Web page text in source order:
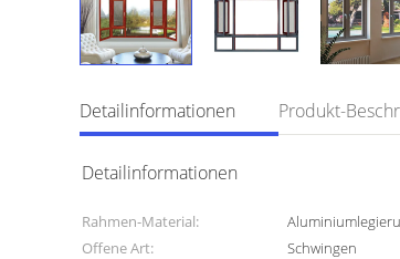
Detailinformationen Produkt-
Detailinformationen
Rahmen-Material:
Offene Art:
Schwingen